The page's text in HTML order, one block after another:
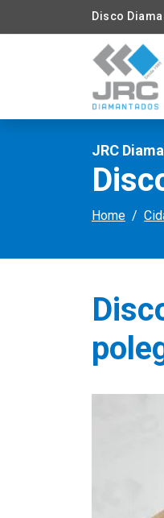
Disco
JRC
Home